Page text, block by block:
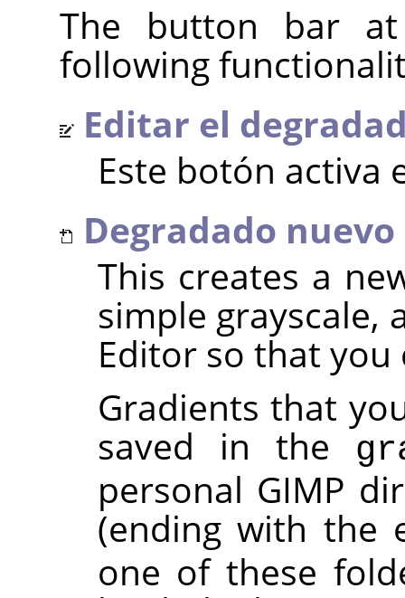
The button bar
following
Editar el
Este botón activa
Degradado nuevo
This creates a
simple grayscale,
Editor so that you
Gradients that
saved in the
personal GIMP
(ending with the
one of these